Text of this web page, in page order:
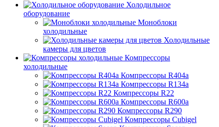
Холодильное
оборудование
Моноблоки
холодильные
Холодильные
камеры для цветов
Компрессоры
холодильные
Компрессоры R404a
Компрессоры R134a
Компрессоры R22
Компрессоры R600a
Компрессоры R290
Компрессоры Cubigel